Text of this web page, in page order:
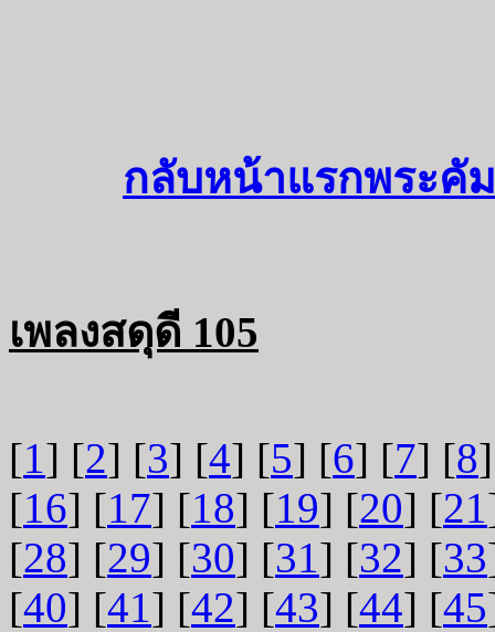
กลับหน้าแรกพระคั
เพลงสดุดี 105
[1] [2] [3] [4] [5] [6] [7] [8
[16] [17] [18] [19] [20] [21
[28] [29] [30] [31] [32] [33
[40] [41] [42] [43] [44] [45